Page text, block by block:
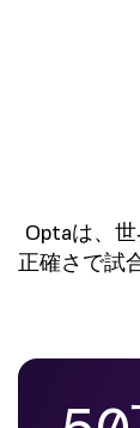
Optaは、
正確さで試